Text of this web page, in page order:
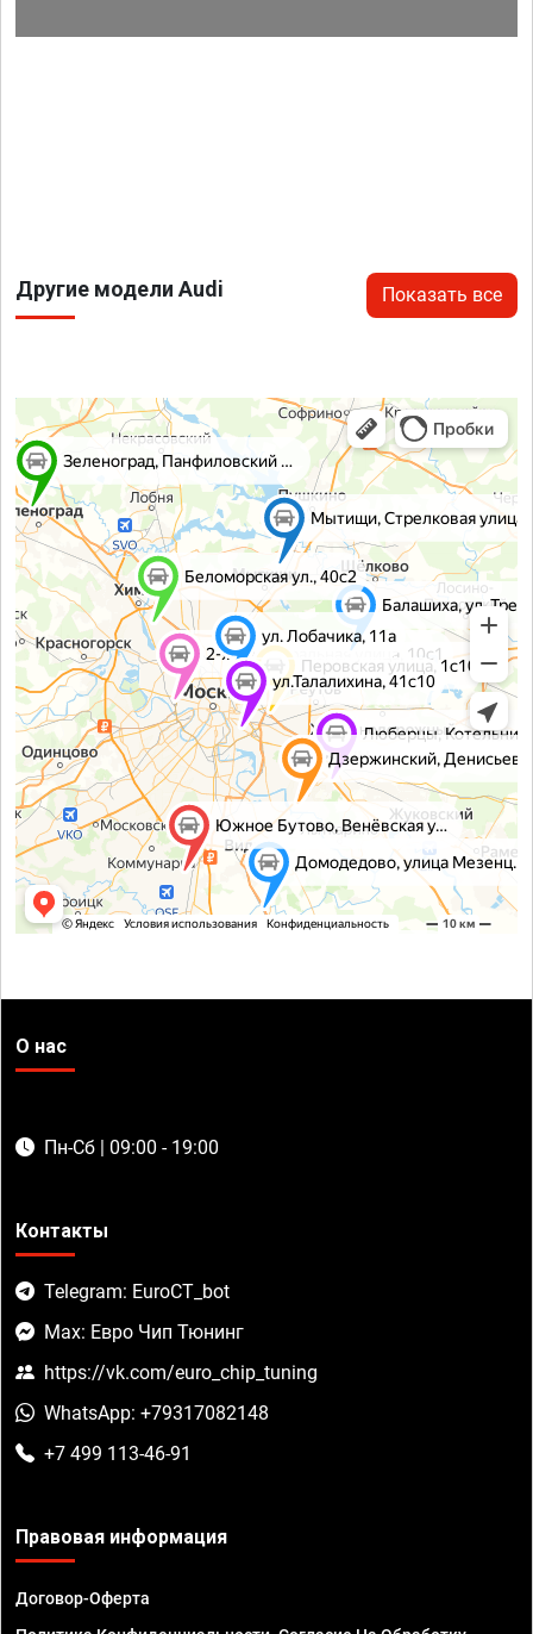
Другие модели Audi Показать все
О нас
Пн-Сб | 09:00 - 19:00
Контакты
Telegram: EuroCT_bot
Max: Евро Чип Тюнинг
https://vk.com/euro_chip_tuning
WhatsApp: +79317082148
+7 499 113-46-91
Правовая информация
Договор-Оферта